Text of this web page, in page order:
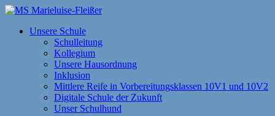
Zum
springen
MS Marieluise-Fleißer
Asamstraße 57 85053 Ingolstadt
Unsere Schule
Schulleitung
Kollegium
Unsere Hausordnung
Inklusion
Mittlere Reife in Vorbereitungsklassen 10V1 und 10V2
Digitale Schule der Zukunft
Unser Schulhund